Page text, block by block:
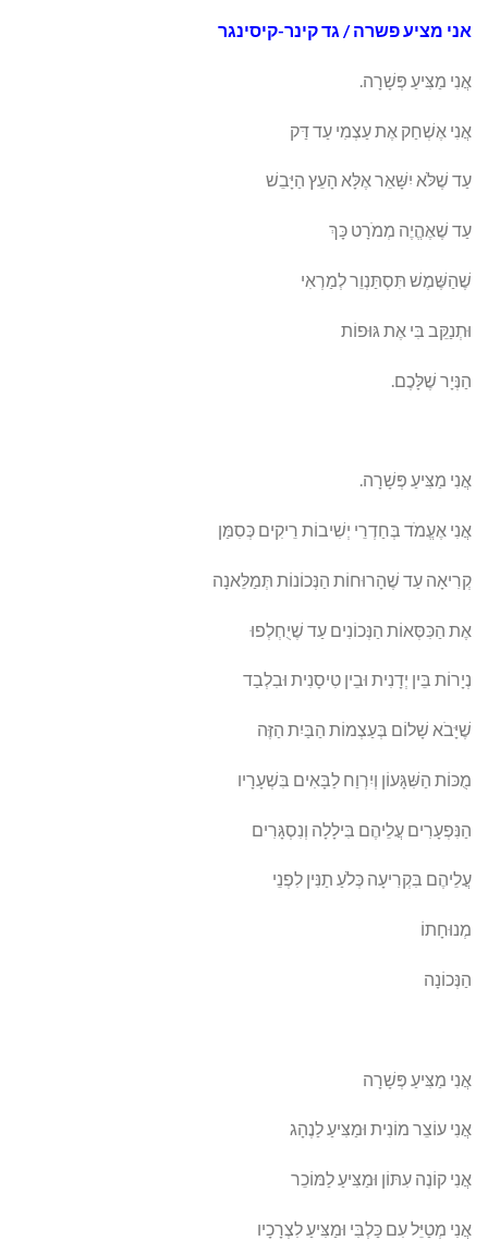
אני מציע פשרה/ גד קינר-קיסינגר
אֲנִי מַצִּיעַ פְּשָׁרָה.
אֲנִי אֶשְׁחַק אֶת עַצְמִי עַד דַּק
עַד שֶׁלֹּא יִשָּׁאֵר אֶלָּא הָעֵץ הַיָּבֵשׁ
עַד שֶׁאֶהֱיֶה מְמֹרָט כָּךְ
שֶׁהַשֶּׁמֶשׁ תִּסְתַּנְוֵר לְמַרְאִי
וּתְנַקֵּב בִּי אֶת גּוּפוֹת
הַנְּיָר שֶׁלָּכֶם.
אֲנִי מַצִּיעַ פְּשָׁרָה.
אֲנִי אֶעֱמֹד בְּחַדְרֵי יְשִׁיבוֹת רֵיקִים כְּסִמַּן
קְרִיאָה עַד שֶׁהָרוּחוֹת הַנְּכוֹנוֹת תְּמַלֵּאנָה
אֶת הַכִּסְּאוֹת הַנְּכוֹנִים עַד שֶׁיֻחְלְפוּ
נְיָרוֹת בֵּין יְדָנִית וּבֵין טִיסָנִית וּבִלְבַד
שֶׁיָּבֹא שָׁלוֹם בְּעַצְמוֹת הַבַּיִת הַזֶּה
מֻכּוֹת הַשִּׁגָּעוֹן וְיִרְוַח לַבָּאִים בִּשְׁעָרָיו
הַנִּפְעָרִים עֲלֵיהֶם בִּילָלָה וְנִסְגָּרִים
עֲלֵיהֶם בִּקְרִיעָה כְּלֹעַ תַנִּין לִפְנֵי
מְנוּחָתוֹ
הַנְּכוֹנָה
אֲנִי מַצִּיעַ פְּשָׁרָה
אֲנִי עוֹצֵר מוֹנִית וּמַצִּיעַ לַנֶהָג
אֲנִי קוֹנֶה עִתּוֹן וּמַצִּיעַ לַמּוֹכֵר
אֲנִי מְטַיֵּל עִם כַּלְבִּי וּמַצִּיעַ לִצְרָכָיו